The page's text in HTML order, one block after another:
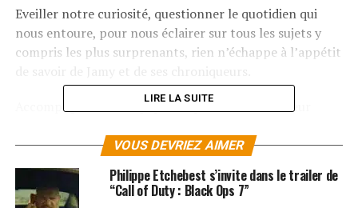
Eveiller notre curiosité, questionner le quotidien qui
nous entoure, pour nous éclairer sur tous les sujets y
compris les plus surprenants, rien n’échappe à l’appétit
Accompagné d’une équipe de spécialistes dans leur
vétérinaires …, Jamy et sa bande nous invitent à
partager ce goût de la connaissance sous toutes ses
formes, tous les jours pendant 26 minutes.
LIRE LA SUITE
VOUS DEVRIEZ AIMER
Philippe Etchebest s’invite dans le trailer de
“Call of Duty : Black Ops 7”